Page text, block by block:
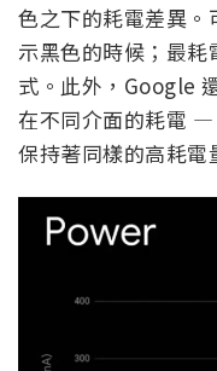
色之下的耗電差異。
示黑色的時候；最
式。此外，Google
在不同介面的耗電 —
保持著同樣的高耗電